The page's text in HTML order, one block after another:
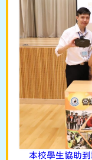
本校學生協助